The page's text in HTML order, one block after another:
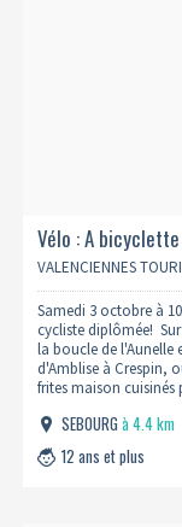
Vélo : A
VALENCIENNES
Samedi 3 octobre à
cycliste diplômée!
la boucle de l'Aunelle
d'Amblise à Crespin,
frites maison
SEBOURGà 4.4 km
12 ans et plus